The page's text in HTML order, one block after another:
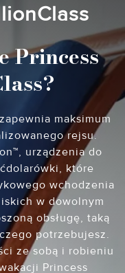
Princess
maksimum
rejsu.
urządzenia do
które
wchodzenia
w dowolnym
obsługę, taką
potrzebujesz.
ze sobą i robieniu
Princess